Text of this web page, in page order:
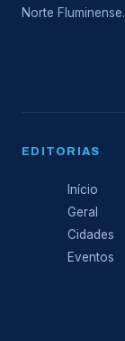
Norte
EDITORIAS
Início
Geral
Cidades
Eventos